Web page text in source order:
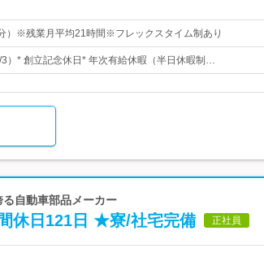
）※残業月平均21時間※フレックスタイム制あり
）* 創立記念休日* 年次有給休暇（半日休暇制…
自動車部品メーカー
休日121日 ★寮/社宅完備 正社員